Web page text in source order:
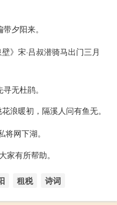
夕阳来。
》宋·吕叔潜骑马出门三月
无杜鹃。
浪暖初，隔溪人问有鱼无。
将网下湖。
家有所帮助。
租税 诗词